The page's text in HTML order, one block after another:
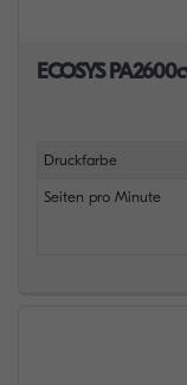
ECOSYS
Druckfarbe
Seiten pro Minute